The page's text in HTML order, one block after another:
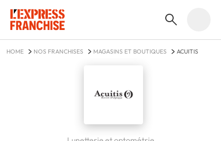
HOME NOS FRANCHISES MAGASINS ET BOUTIQUES ACUITIS